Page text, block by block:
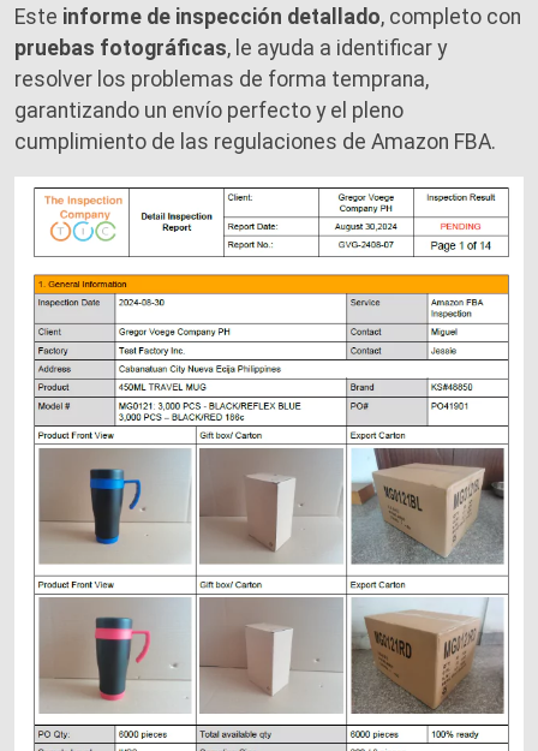
Este informe de inspección detallado, completo con
pruebas fotográficas, le ayuda a identificar y
resolver los problemas de forma temprana,
garantizando un envío perfecto y el pleno
cumplimiento de las regulaciones de Amazon FBA.